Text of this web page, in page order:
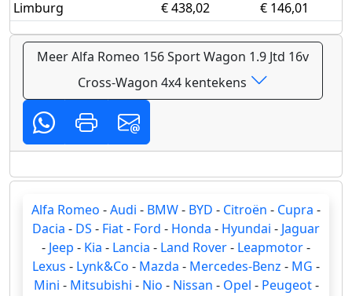
Limburg
€ 438,02 € 146,01
Meer Alfa Romeo 156 Sport Wagon 1.9 Jtd 16v
Cross-Wagon 4x4 kentekens
Alfa Romeo -Audi - BMW- BYD - Citroën - Cupra -
Dacia - DS - Fiat- Ford - Honda - Hyundai - Jaguar
- Jeep - Kia - Lancia - Land Rover- Leapmotor-
Lexus - Lynk&Co - Mazda - Mercedes-Benz - MG -
Mini - Mitsubishi - Nio - Nissan - Opel - Peugeot-